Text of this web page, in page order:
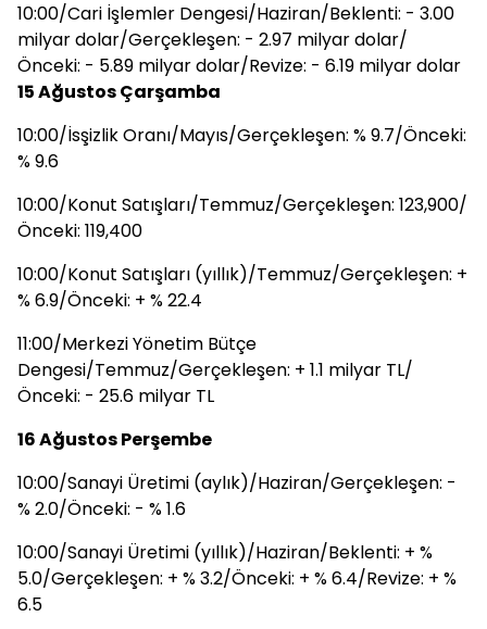
10:00/Cari İşlemler Dengesi/Haziran/Beklenti: - 3.00
milyar dolar/Gerçekleşen: - 2.97 milyar dolar/
Önceki: - 5.89 milyar dolar/Revize: - 6.19 milyar dolar
15 Ağustos Çarşamba
10:00/İsşizlik Oranı/Mayıs/Gerçekleşen: % 9.7/Önceki:
% 9.6
10:00/Konut Satışları/Temmuz/Gerçekleşen: 123,900/
Önceki: 119,400
10:00/Konut Satışları (yıllık)/Temmuz/Gerçekleşen: +
% 6.9/Önceki: + % 22.4
11:00/Merkezi Yönetim Bütçe
Dengesi/Temmuz/Gerçekleşen: + 1.1 milyar TL/
Önceki: - 25.6 milyar TL
16 Ağustos Perşembe
10:00/Sanayi Üretimi (aylık)/Haziran/Gerçekleşen: -
% 2.0/Önceki: - % 1.6
10:00/Sanayi Üretimi (yıllık)/Haziran/Beklenti: + %
5.0/Gerçekleşen: + % 3.2/Önceki: + % 6.4/Revize: + %
6.5